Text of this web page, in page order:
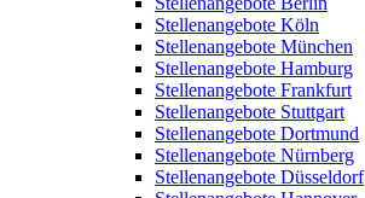
Stellenangebote Köln
Stellenangebote München
Stellenangebote Hamburg
Stellenangebote Frankfurt
Stellenangebote Stuttgart
Stellenangebote Dortmund
Stellenangebote Nürnberg
Stellenangebote Düsseldorf